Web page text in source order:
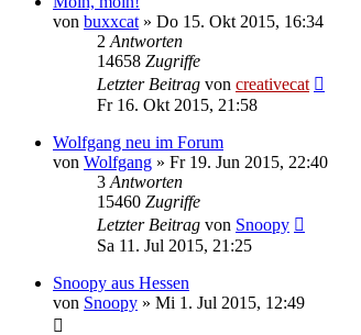
von buxxcat » Do 15. Okt 2015, 16:34
2 Antworten
14658 Zugriffe
Letzter Beitrag von creativecat
Fr 16. Okt 2015, 21:58
Wolfgang neu im Forum
von Wolfgang » Fr 19. Jun 2015, 22:40
3 Antworten
15460 Zugriffe
Letzter Beitrag von Snoopy
Sa 11. Jul 2015, 21:25
Snoopy aus Hessen
von Snoopy » Mi 1. Jul 2015, 12:49